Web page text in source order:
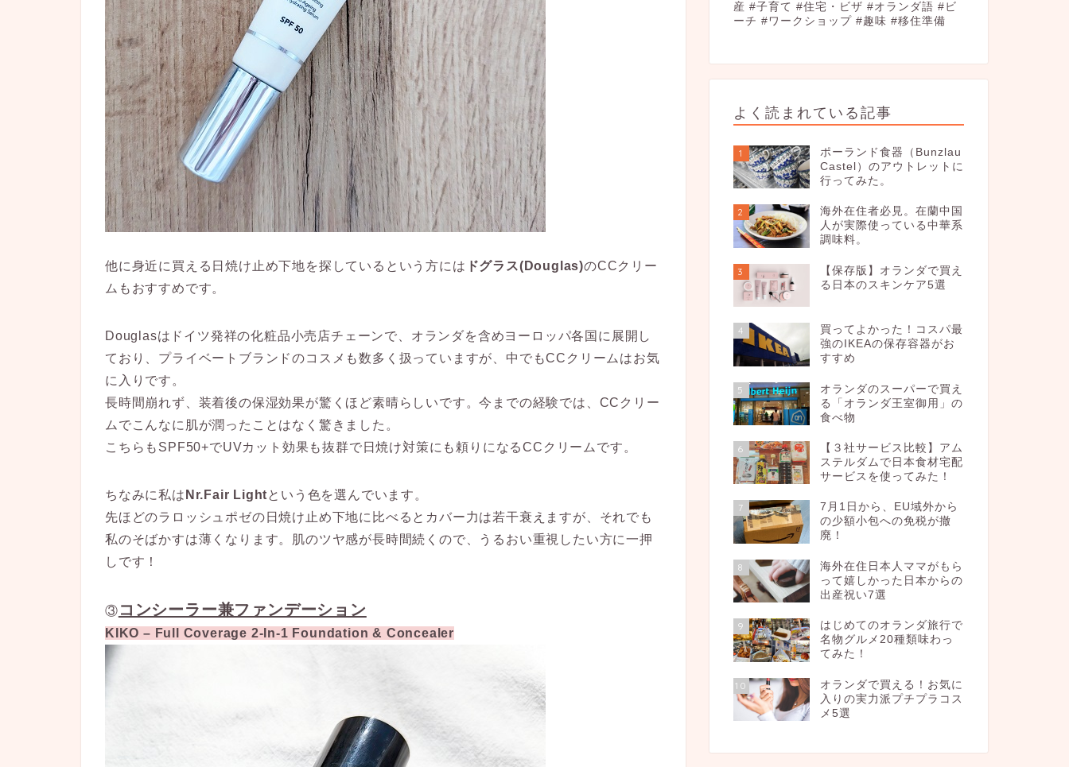
他に身近に買える日焼け止め下地を探しているという方には ドグラス(Douglas)のCCクリー
ムもおすすめです。
Douglasはドイツ発祥の化粧品小売店チェーンで、オランダを含めヨーロッパ各国に展開し
ており、プライベートブランドのコスメも数多く扱っていますが、中でもCCクリームはお気
に入りです。
長時間崩れず、装着後の保湿効果が驚くほど素晴らしいです。今までの経験では、CCクリー
ムでこんなに肌が潤ったことはなく驚きました。
こちらもSPF50+でUVカット効果も抜群で日焼け対策にも頼りになるCCクリームです。
ちなみに私は Nr.Fair Lightという色を選んでいます。
先ほどのラロッシュポゼの日焼け止め下地に比べるとカバー力は若干衰えますが、それでも
私のそばかすは薄くなります。肌のツヤ感が長時間続くので、うるおい重視したい方に一押
しです！
③ コンシーラー兼ファンデーション
KIKO – Full Coverage 2-In-1 Foundation & Concealer
産 #子育て #住宅・ビザ #オランダ語 #ビ
ーチ #ワークショップ #趣味 #移住準備
よく読まれている記事
1
ポーランド食器（Bunzlau
Castel）のアウトレットに
行ってみた。
2
海外在住者必見。在蘭中国
人が実際使っている中華系
調味料。
3
【保存版】オランダで買え
る日本のスキンケア5選
4
買ってよかった！コスパ最
強のIKEAの保存容器がお
すすめ
5
オランダのスーパーで買え
る「オランダ王室御用」の
食べ物
6
【３社サービス比較】アム
ステルダムで日本食材宅配
サービスを使ってみた！
7
7月1日から、EU域外から
の少額小包への免税が撤
廃！
8
海外在住日本人ママがもら
って嬉しかった日本からの
出産祝い7選
9
はじめてのオランダ旅行で
名物グルメ20種類味わっ
てみた！
10
オランダで買える！お気に
入りの実力派プチプラコス
メ5選